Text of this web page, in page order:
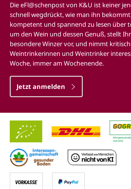
Die eFl@schenpost von K&U ist keiner
schnell wegdrückt, wie man ihn
kompetent und spannend zu lesen über
um den Wein und dessen Genuß, stellt
besondere Winzer vor, und nimmt
Weintrinkerinnen und Weintrinker
Woche, immer am Wochenende.
Jetzt anmelden